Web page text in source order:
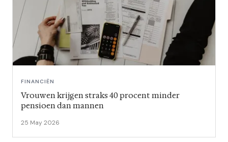
FINANCIËN
Vrouwen krijgen straks 40 procent minder
pensioen dan mannen
25 May 2026